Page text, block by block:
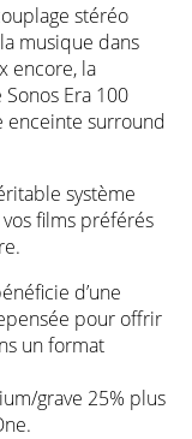
stéréo
musique dans
encore, la
Era 100
enceinte surround
système
films préférés
d’une
pour offrir
un format
grave 25% plus